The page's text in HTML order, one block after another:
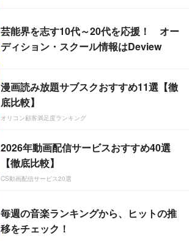
芸能界を志す10代～20代を応援！ オー
ディション・スクール情報はDeview
漫画読み放題サブスクおすすめ11選【徹
底比較】
オリコン顧客満足度ランキング
2026年動画配信サービスおすすめ40選
【徹底比較】
CS動画配信サービス20選
毎週の音楽ランキングから、ヒットの推
移をチェック！